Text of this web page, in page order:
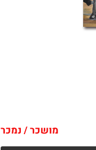
מושכר / נמכר